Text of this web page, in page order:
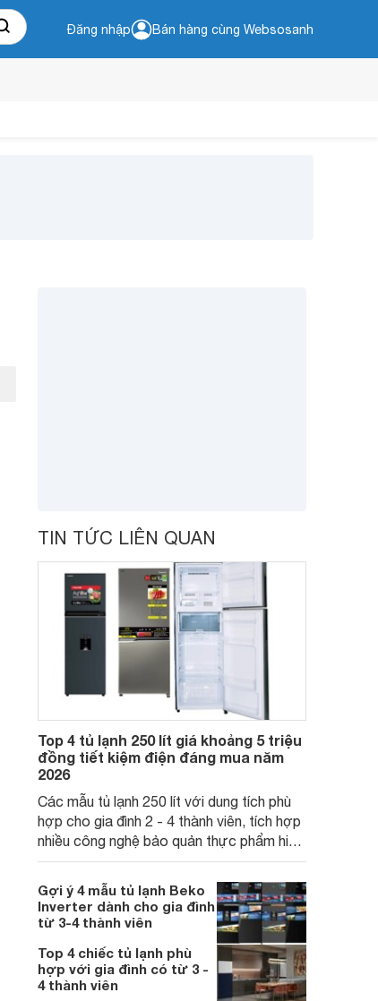
Đăng nhập Bán hàng cùng Websosanh
TIN TỨC LIÊN QUAN
Top 4 tủ lạnh 250 lít giá khoảng 5 triệu
đồng tiết kiệm điện đáng mua năm
2026
Các mẫu tủ lạnh 250 lít với dung tích phù
hợp cho gia đình 2 - 4 thành viên, tích hợp
nhiều công nghệ bảo quản thực phẩm hiện
đại cùng khả năng tiết kiệm điện hiệu quả
đang là lựa chọn được nhiều người dùng
quan tâm.
Gợi ý 4 mẫu tủ lạnh Beko
Inverter dành cho gia đình
từ 3-4 thành viên
Top 4 chiếc tủ lạnh phù
hợp với gia đình có từ 3 -
4 thành viên